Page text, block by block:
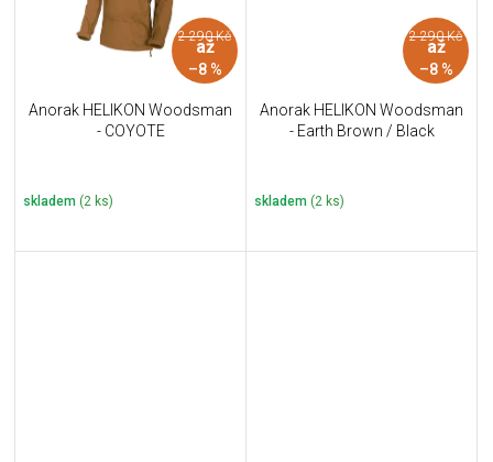
2 290 Kč
až
–8 %
Anorak HELIKON Woodsman
- COYOTE
skladem (2 ks)
2 290 Kč
až
–8 %
Anorak HELIKON Woodsman
- Earth Brown / Black
skladem (2 ks)